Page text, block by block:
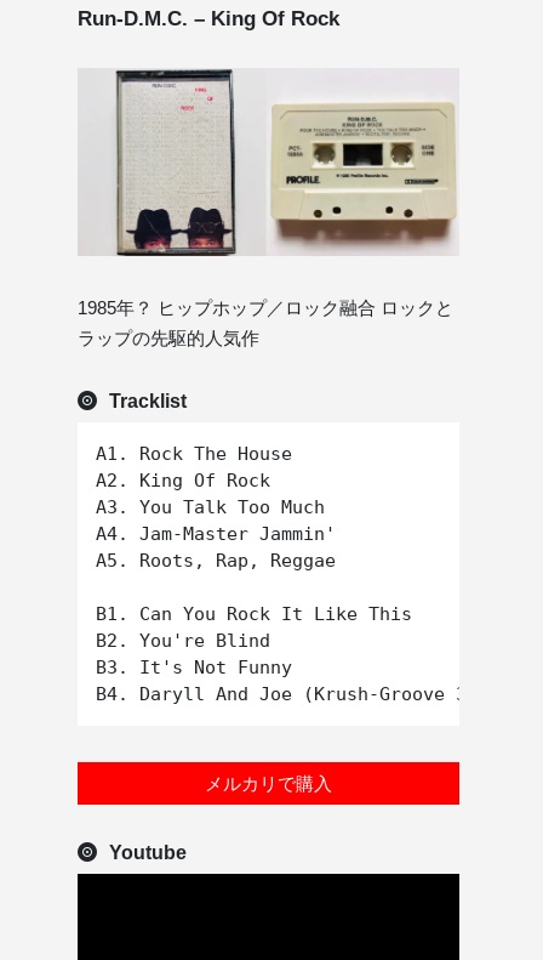
Run‑D.M.C. – King Of Rock
1985年？ ヒップホップ／ロック融合 ロックと
ラップの先駆的人気作
Tracklist
A1. Rock The House
A2. King Of Rock
A3. You Talk Too Much
A4. Jam-Master Jammin'
A5. Roots, Rap, Reggae
B1. Can You Rock It Like This
B2. You're Blind
B3. It's Not Funny
メルカリで購入
Youtube